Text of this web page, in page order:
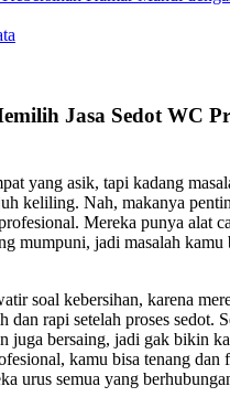
Jasa Sedot WC
yang asik, tapi kadang
keliling. Nah, makanya
Mereka punya alat
mumpuni, jadi masalah kamu
soal kebersihan, karena
dan rapi setelah proses sedot.
juga bersaing, jadi gak bikin
kamu bisa tenang dan
urus semua yang